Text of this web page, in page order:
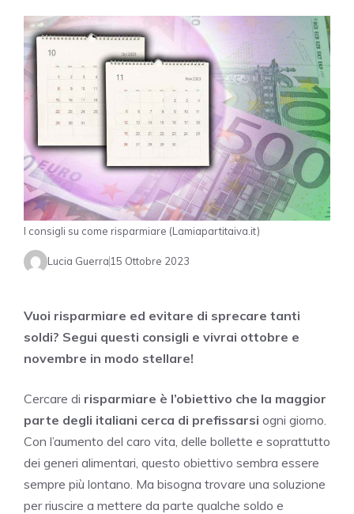
I consigli su come risparmiare (Lamiapartitaiva.it)
Lucia Guerra 15 Ottobre 2023
Vuoi risparmiare ed evitare di sprecare tanti
soldi? Segui questi consigli e vivrai ottobre e
novembre in modo stellare!
Cercare di risparmiare è l’obiettivo che la maggior
parte degli italiani cerca di prefissarsi ogni giorno.
Con l’aumento del caro vita, delle bollette e soprattutto
dei generi alimentari, questo obiettivo sembra essere
sempre più lontano. Ma bisogna trovare una soluzione
per riuscire a mettere da parte qualche soldo e